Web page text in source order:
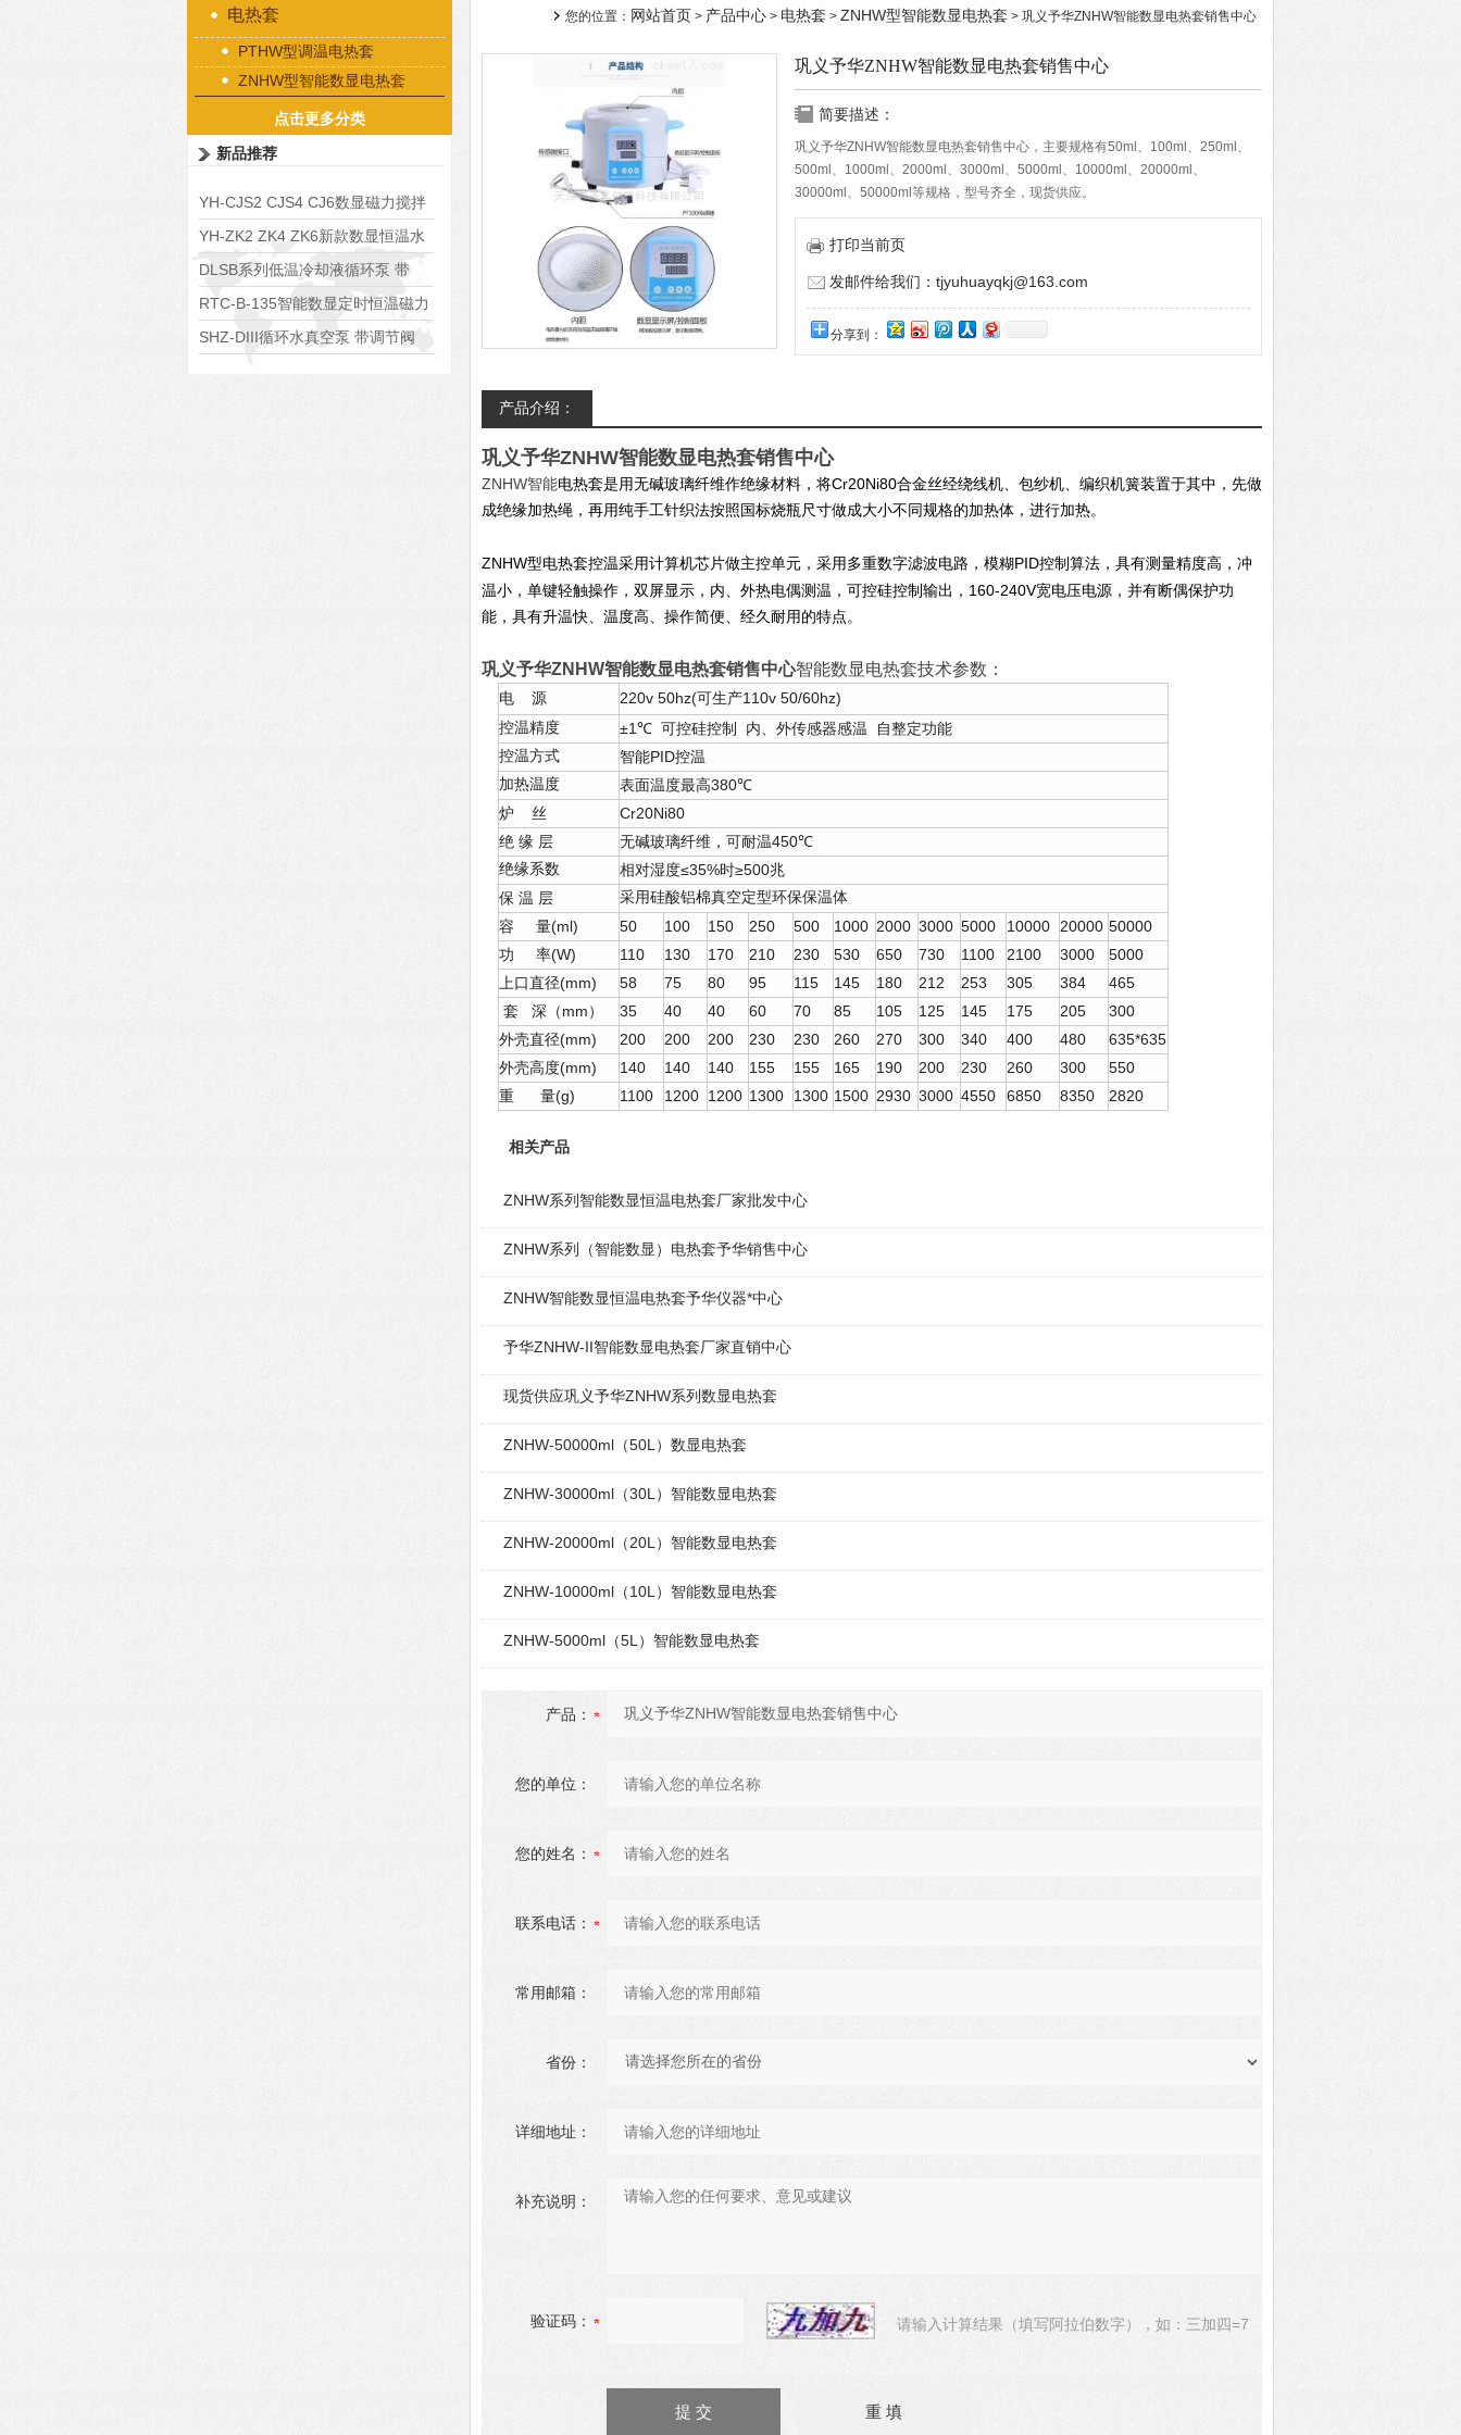
电热套
PTHW型调温电热套
ZNHW型智能数显电热套
点击更多分类
新品推荐
YH-CJS2 CJS4 CJ6数显磁力搅拌
水浴锅
YH-ZK2 ZK4 ZK6新款数显恒温水
浴锅
DLSB系列低温冷却液循环泵 带
S485通讯端口
RTC-B-135智能数显定时恒温磁力
搅拌器
SHZ-DIII循环水真空泵 带调节阀
您的位置： 网站首页 > 产品中心 > 电热套 > ZNHW型智能数显电热套 > 巩义予华ZNHW智能数显电热套销售中心
巩义予华ZNHW智能数显电热套销售中心
简要描述：
巩义予华ZNHW智能数显电热套销售中心，主要规格有50ml、100ml、250ml、
500ml、1000ml、2000ml、3000ml、5000ml、10000ml、20000ml、
30000ml、50000ml等规格，型号齐全，现货供应。
打印当前页
发邮件给我们：tjyuhuayqkj@163.com
分享到：
产品介绍：
巩义予华ZNHW智能数显电热套销售中心
ZNHW智能电热套是用无碱玻璃纤维作绝缘材料，将Cr20Ni80合金丝经绕线机、包纱机、编织机簧装置于其中，先做
成绝缘加热绳，再用纯手工针织法按照国标烧瓶尺寸做成大小不同规格的加热体，进行加热。
ZNHW型电热套控温采用计算机芯片做主控单元，采用多重数字滤波电路，模糊PID控制算法，具有测量精度高，冲
温小，单键轻触操作，双屏显示，内、外热电偶测温，可控硅控制输出， 160-240V宽电压电源，并有断偶保护功
能，具有升温快、温度高、操作简便、经久耐用的特点。
巩义予华ZNHW智能数显电热套销售中心智能数显电热套技术参数：
电 源 220v 50hz(可生产110v 50/60hz)
控温精度 ±1℃ 可控硅控制 内、外传感器感温
自整定功能
控温方式
智能PID控温
加热温度
表面温度最高380℃
炉
丝 Cr20Ni80
绝 缘 层 无碱玻璃纤维，可耐温450℃
绝缘系数
相对湿度≤35%时≥500兆
保 温 层
采用硅酸铝棉真空定型环保保温体
容
量(ml) 50 100 150 250 500 1000 2000 3000 5000 10000 20000 50000
功 率(W) 110 130 170 210 230 530 650 730 1100 2100 3000 5000
上口直径(mm) 58 75 80 95 115 145 180 212 253 305 384 465
套 深（ mm ） 35 40 40 60 70 85 105 125 145 175 205 300
外壳直径(mm) 200 200 200 230 230 260 270 300 340 400 480 635*635
外壳高度(mm) 140 140 140 155 155 165 190 200 230 260 300 550
重 量(g) 1100 1200 1200 1300 1300 1500 2930 3000 4550 6850 8350 2820
相关产品
ZNHW系列智能数显恒温电热套厂家批发中心
ZNHW系列（智能数显）电热套予华销售中心
ZNHW智能数显恒温电热套予华仪器*中心
予华ZNHW-II智能数显电热套厂家直销中心
现货供应巩义予华ZNHW系列数显电热套
ZNHW-50000ml（50L）数显电热套
ZNHW-30000ml（30L）智能数显电热套
ZNHW-20000ml（20L）智能数显电热套
ZNHW-10000ml（10L）智能数显电热套
ZNHW-5000ml（5L）智能数显电热套
产品：
您的单位：
您的姓名：
联系电话：
常用邮箱：
省份：
详细地址：
补充说明：
验证码： 请输入计算结果（填写阿拉伯数字），如：三加四=7